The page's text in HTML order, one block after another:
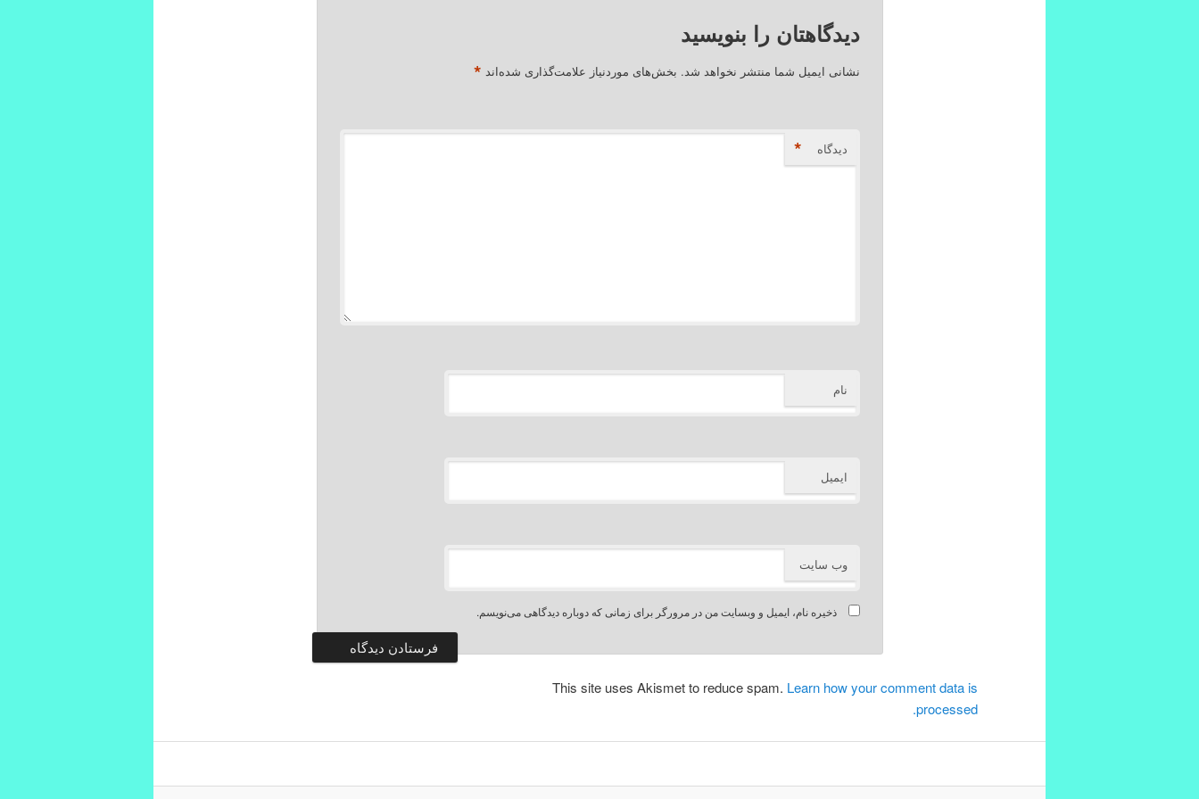
دیدگاهتان را بنویسید
نشانی ایمیل شما منتشر نخواهد شد. بخش‌های موردنیاز علامت‌گذاری شده‌اند *
دیدگاه *
نام
ایمیل
وب‌ سایت
ذخیره نام، ایمیل و وبسایت من در مرورگر برای زمانی که دوباره دیدگاهی می‌نویسم.
This site uses Akismet to reduce spam. Learn how your comment data is
processed.